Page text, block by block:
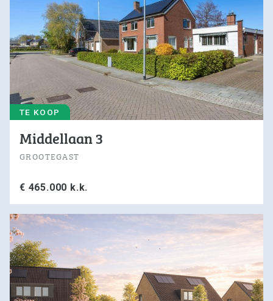
TE KOOP
Middellaan 3
GROOTEGAST
€ 465.000 k.k.